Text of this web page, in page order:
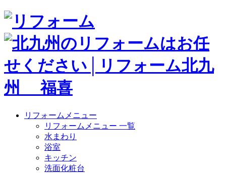
リフォームメニュー
リフォームメニュー 一覧
水まわり
浴室
キッチン
洗面化粧台